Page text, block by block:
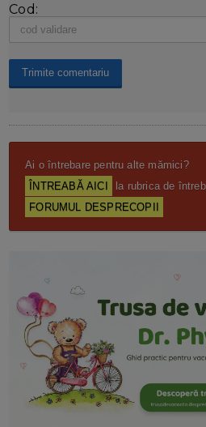
Cod:
Ai o întrebare pentru alte mămici?
ÎNTREABĂ AICI
la rubrica de
FORUMUL DESPRECOPII